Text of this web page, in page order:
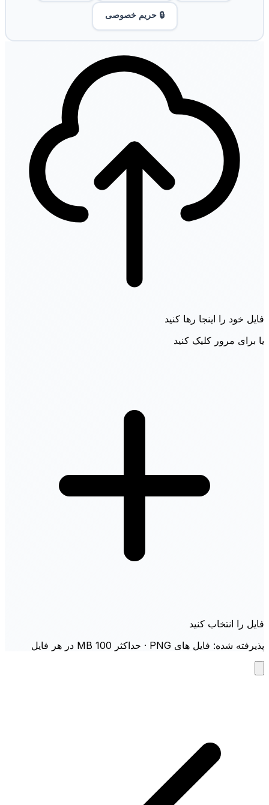
🔒 حریم خصوصی
فایل خود را اینجا رها کنید
یا برای مرور کلیک کنید
فایل را انتخاب کنید
پذیرفته شده: فایل های PNG · حداکثر 100 MB در هر فایل